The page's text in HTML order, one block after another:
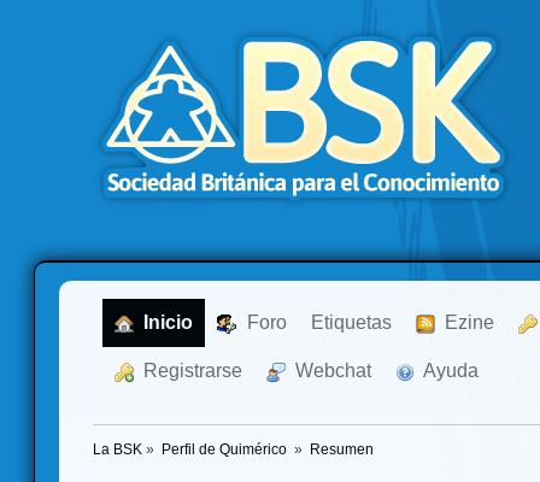
Inicio Foro Etiquetas Ezine
Registrarse Webchat Ayuda
La BSK » Perfil de Quimérico » Resumen